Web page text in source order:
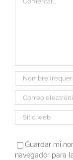
Guardar mi
navegador para